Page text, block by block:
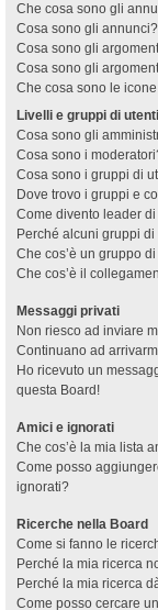
Che cosa sono gli
Cosa sono gli annunci?
Cosa sono gli
Cosa sono gli
Che cosa sono le
Livelli e gruppi di utenti
Cosa sono gli
Cosa sono i
Cosa sono i gruppi di
Dove trovo i gruppi e
Come divento leader
Perché alcuni gruppi
Che cos’è un gruppo
Che cos’è il
Messaggi privati
Non riesco ad inviare
Continuano ad
Ho ricevuto un
questa Board!
Amici e ignorati
Che cos’è la mia lista
Come posso
ignorati?
Ricerche nella Board
Come si fanno le
Perché la mia ricerca
Perché la mia ricerca
Come posso cercare